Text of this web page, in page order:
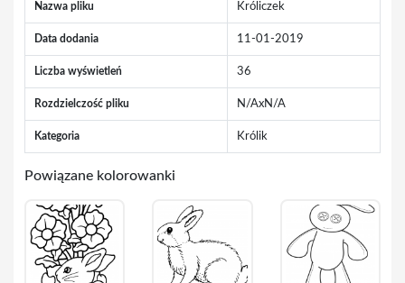
Nazwa pliku Króliczek
Data dodania 11-01-2019
Liczba wyświetleń 36
Rozdzielczość pliku N/AxN/A
Kategoria Królik
Powiązane kolorowanki